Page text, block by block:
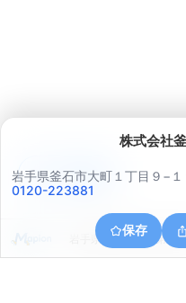
株式会社
岩手県釜石市大町１丁目９−１
0120-223881
保存
岩手県釜石市平田第１
アプリで見る